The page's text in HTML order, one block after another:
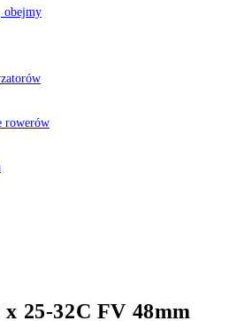
obejmy
rowerów
25-32C FV 48mm